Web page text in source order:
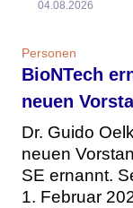
04.08.2026
Personen
BioNTech
neuen
Dr. Guido
neuen
SE ernannt.
1. Februar